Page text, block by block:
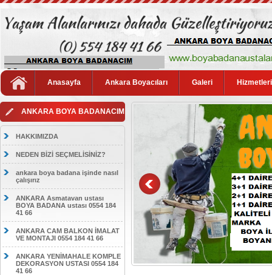
Anasayfa Ankara Boyacıları Galeri
ANKARA BOYA BADANACIM
HAKKIMIZDA
NEDEN BİZİ SEÇMELİSİNİZ?
ankara boya badana işinde nasıl
çalışırız
ANKARA Asmatavan ustası
BOYA BADANA ustası 0554 184
41 66
ANKARA CAM BALKON İMALAT
VE MONTAJI 0554 184 41 66
ANKARA YENİMAHALE KOMPLE
DEKORASYON USTASI 0554 184
41 66